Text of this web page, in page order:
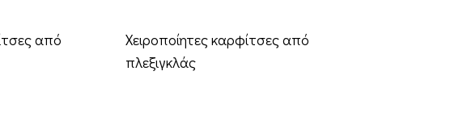
από
Χειροποίητες καρφίτσες από
πλεξιγκλάς